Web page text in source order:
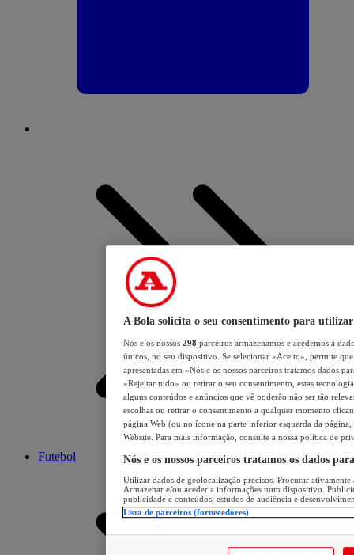
Futebol
A Bola solicita o seu consentimento para utilizar
Nós e os nossos 298 parceiros armazenamos e acedemos a
únicos, no seu dispositivo. Se selecionar «Aceito», permite
apresentadas em «Nós e os nossos parceiros tratamos dados
«Rejeitar tudo» ou retirar o seu consentimento, estas
alguns conteúdos e anúncios que vê poderão não ser tão
escolhas ou retirar o consentimento a qualquer momento
página Web (ou no ícone na parte inferior esquerda da página,
Website. Para mais informação, consulte a nossa política de
Nós e os nossos parceiros tratamos os dados
Utilizar dados de geolocalização precisos. Procurar
Armazenar e/ou aceder a informações num dispositivo.
publicidade e conteúdos, estudos de audiência e
Lista de parceiros (fornecedores)